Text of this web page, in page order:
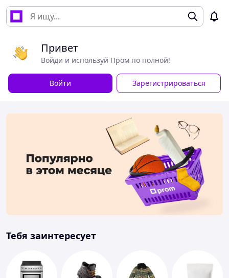
Привет
Войди и используй Пром по полной!
Войти Зарегистрироваться
Тебя заинтересует